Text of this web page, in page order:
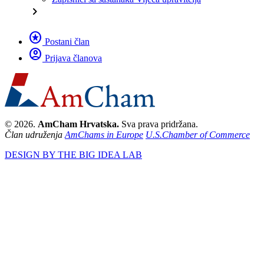
chevron_right
stars Postani član
account_circle Prijava članova
© 2026. AmCham Hrvatska. Sva prava pridržana.
Član udruženja AmChams in Europe U.S.Chamber of Commerce
DESIGN BY THE BIG IDEA LAB